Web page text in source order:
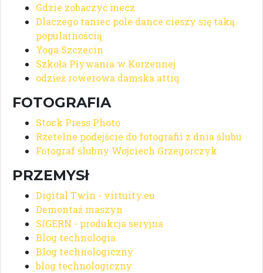
Gdzie zobaczyć mecz
Dlaczego taniec pole dance cieszy się taką
popularnością
Yoga Szczecin
Szkoła Pływania w Korzennej
odzież rowerowa damska attiq
FOTOGRAFIA
Stock Press Photo
Rzetelne podejście do fotografii z dnia ślubu
Fotograf ślubny Wojciech Grzegorczyk
PRZEMYSł
Digital Twin - virtuity.eu
Demontaż maszyn
SIGERN - produkcja seryjna
Blog technologia
Blog technologiczny
blog technologiczny